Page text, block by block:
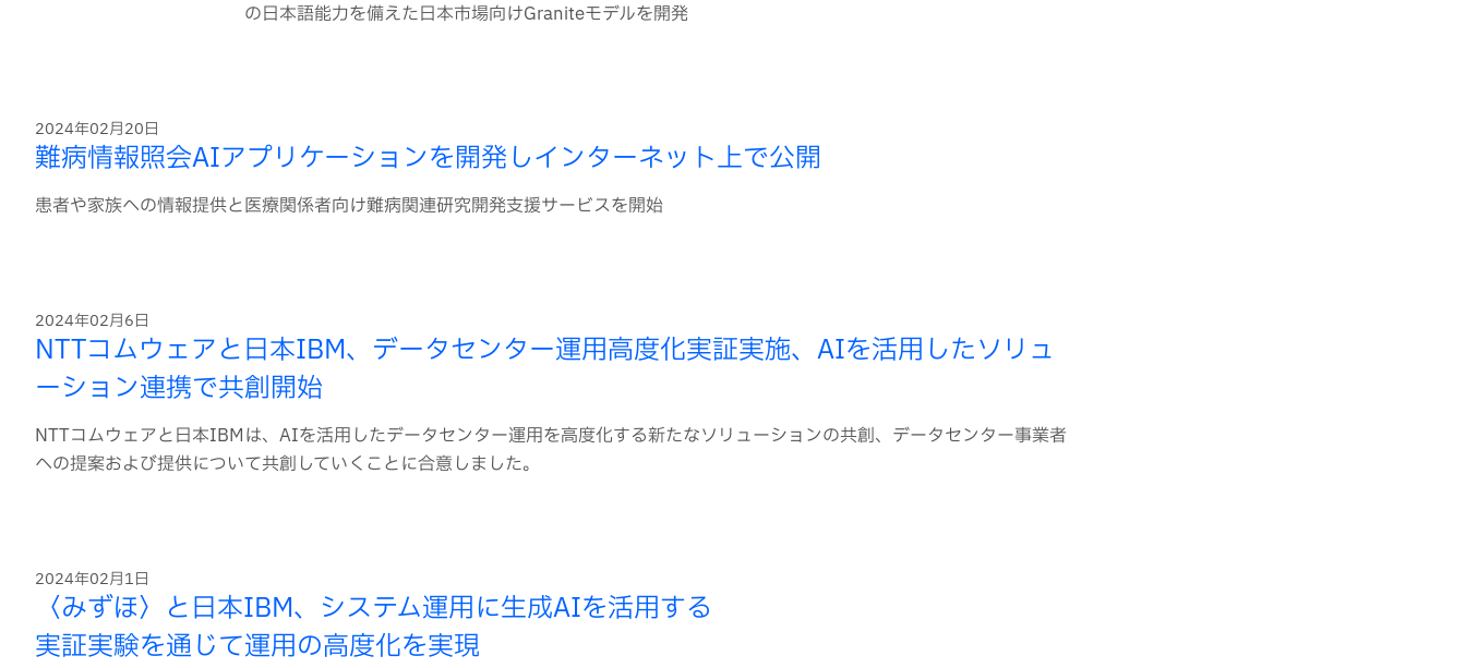
の日本語能力を備えた日本市場向けGraniteモデルを開発
2024年02月20日
難病情報照会AIアプリケーションを開発しインターネット上で公開
患者や家族への情報提供と医療関係者向け難病関連研究開発支援サービスを開始
2024年02月6日
NTTコムウェアと日本IBM、データセンター運用高度化実証実施、AIを活用したソリュ
ーション連携で共創開始
NTTコムウェアと日本IBMは、AIを活用したデータセンター運用を高度化する新たなソリューションの共創、データセンター事業者
への提案および提供について共創していくことに合意しました。
2024年02月1日
〈みずほ〉と日本IBM、システム運用に生成AIを活用する
実証実験を通じて運用の高度化を実現